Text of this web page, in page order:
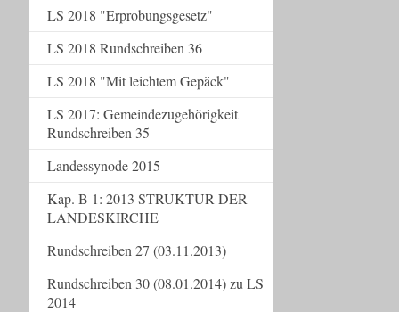
LS 2018 "Erprobungsgesetz"
LS 2018 Rundschreiben 36
LS 2018 "Mit leichtem Gepäck"
LS 2017: Gemeindezugehörigkeit
Rundschreiben 35
Landessynode 2015
Kap. B 1: 2013 STRUKTUR DER
LANDESKIRCHE
Rundschreiben 27 (03.11.2013)
Rundschreiben 30 (08.01.2014) zu LS
2014